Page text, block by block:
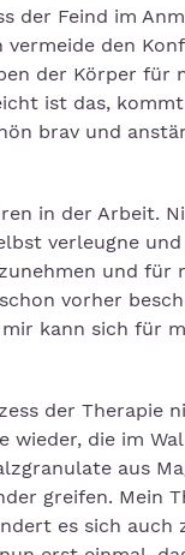
der Feind im
den
der Körper
ist das,
brav und
in der Arbeit.
verleugne
und
vorher
kann sich für
der Therapie
wieder, die im
aus
greifen. Mein
es sich